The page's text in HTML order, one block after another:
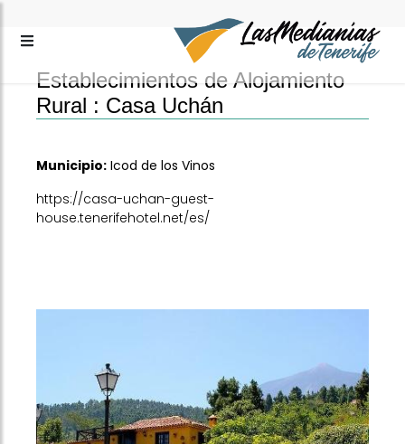
Establecimientos de Alojamiento
Rural : Casa Uchán
Municipio: Icod de los Vinos
https://casa-uchan-guest-
house.tenerifehotel.net/es/